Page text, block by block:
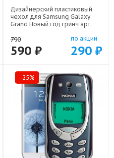
Дизайнерский пластиковый
чехол для Samsung Galaxy
Grand Новый год гринч арт:
790
590 ₽
по акции
290 ₽
-25%